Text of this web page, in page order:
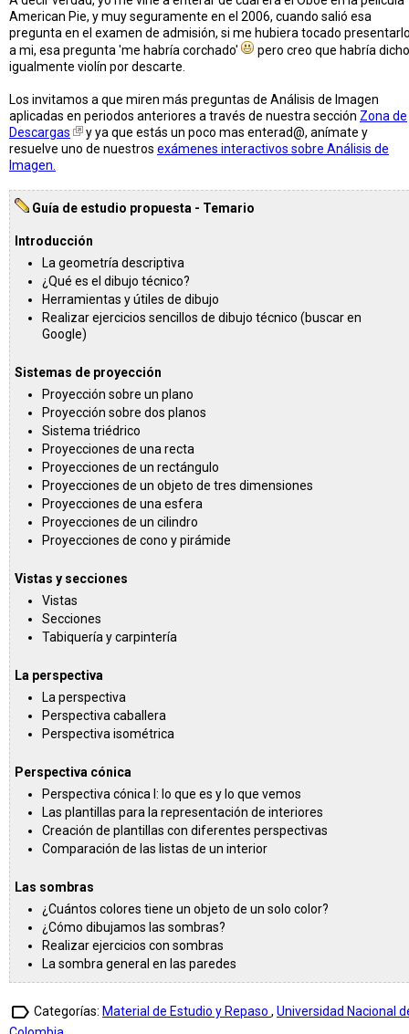
American Pie, y muy seguramente en el 2006, cuando salió esa
pregunta en el examen de admisión, si me hubiera tocado
a mi, esa pregunta 'me habría corchado'
pero creo que habría dicho
igualmente violín por descarte.
Los invitamos a que miren más preguntas de Análisis de Imagen
aplicadas en periodos anteriores a través de nuestra sección Zona de
Descargas
y ya que estás un poco mas enterad@, anímate y
resuelve uno de nuestros exámenes interactivos sobre Análisis de
Imagen.
Guía de estudio propuesta - Temario
Introducción
La geometría descriptiva
¿Qué es el dibujo técnico?
Herramientas y útiles de dibujo
Realizar ejercicios sencillos de dibujo técnico (buscar en
Google)
Sistemas de proyección
Proyección sobre un plano
Proyección sobre dos planos
Sistema triédrico
Proyecciones de una recta
Proyecciones de un rectángulo
Proyecciones de un objeto de tres dimensiones
Proyecciones de una esfera
Proyecciones de un cilindro
Proyecciones de cono y pirámide
Vistas y secciones
Vistas
Secciones
Tabiquería y carpintería
La perspectiva
La perspectiva
Perspectiva caballera
Perspectiva isométrica
Perspectiva cónica
Perspectiva cónica I: lo que es y lo que vemos
Las plantillas para la representación de interiores
Creación de plantillas con diferentes perspectivas
Comparación de las listas de un interior
Las sombras
¿Cuántos colores tiene un objeto de un solo color?
¿Cómo dibujamos las sombras?
Realizar ejercicios con sombras
La sombra general en las paredes
label_outline Categorías: Material de Estudio y Repaso , Universidad Nacional